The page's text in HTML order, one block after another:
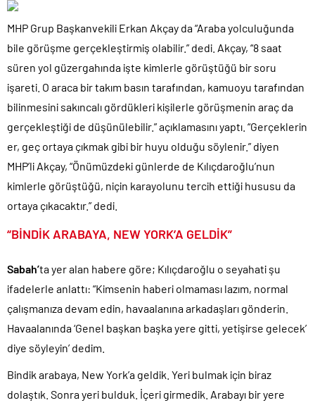
MHP Grup Başkanvekili Erkan Akçay da “Araba yolculuğunda
bile görüşme gerçekleştirmiş olabilir.” dedi. Akçay, “8 saat
süren yol güzergahında işte kimlerle görüştüğü bir soru
işareti. O araca bir takım basın tarafından, kamuoyu tarafından
bilinmesini sakıncalı gördükleri kişilerle görüşmenin araç da
gerçekleştiği de düşünülebilir.” açıklamasını yaptı. “Gerçeklerin
er, geç ortaya çıkmak gibi bir huyu olduğu söylenir.” diyen
MHP’li Akçay, “Önümüzdeki günlerde de Kılıçdaroğlu’nun
kimlerle görüştüğü, niçin karayolunu tercih ettiği hususu da
ortaya çıkacaktır.” dedi.
“BİNDİK ARABAYA, NEW YORK’A GELDİK”
Sabah’ta yer alan habere göre; Kılıçdaroğlu o seyahati şu
ifadelerle anlattı: “Kimsenin haberi olmaması lazım, normal
çalışmanıza devam edin, havaalanına arkadaşları gönderin.
Havaalanında ‘Genel başkan başka yere gitti, yetişirse gelecek’
diye söyleyin’ dedim.
Bindik arabaya, New York’a geldik. Yeri bulmak için biraz
dolaştık. Sonra yeri bulduk. İçeri girmedik. Arabayı bir yere